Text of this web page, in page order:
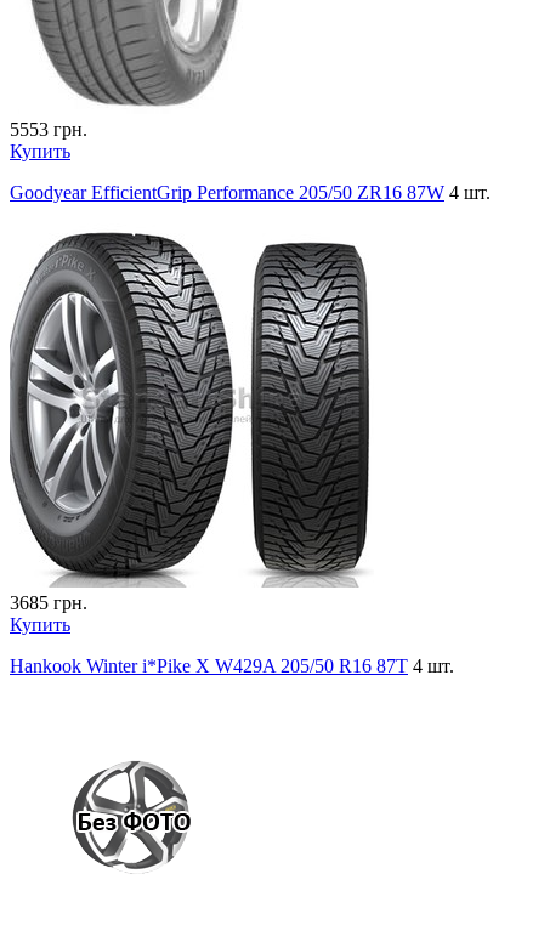
5553 грн.
Купить
Goodyear EfficientGrip Performance 205/50 ZR16 87W 4 шт.
3685 грн.
Купить
Hankook Winter i*Pike X W429A 205/50 R16 87T 4 шт.